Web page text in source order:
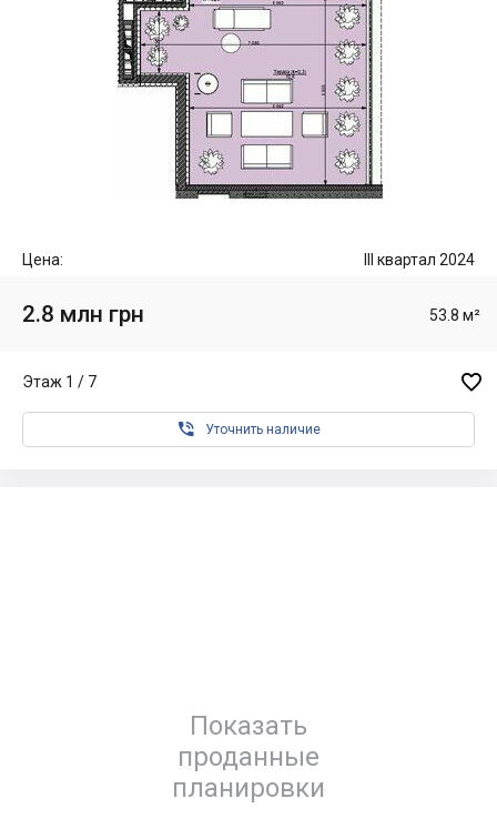
Цена: III квартал 2024
2.8 млн грн 53.8 м²
Этаж 1 / 7 
 Уточнить наличие
Показать
проданные
планировки